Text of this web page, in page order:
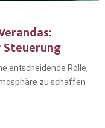
entscheidende Rolle,
zu schaffen